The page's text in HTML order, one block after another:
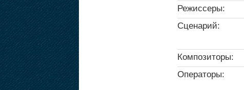
Режиссеры:
Сценарий:
Композиторы:
Операторы: